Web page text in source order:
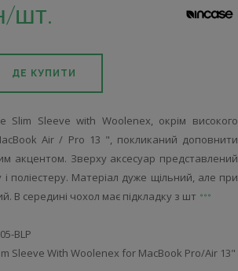
шт.
ДЕ КУПИТИ
Slim Sleeve with Woolenex, окрім високого
Air / Pro 13 ", покликаний доповнити
акцентом. Зверху аксесуар представлений
поліестеру. Матеріал дуже щільний, але при
В середині чохол має підкладку з шт
BLP
Sleeve With Woolenex for MacBook Pro/Air 13"